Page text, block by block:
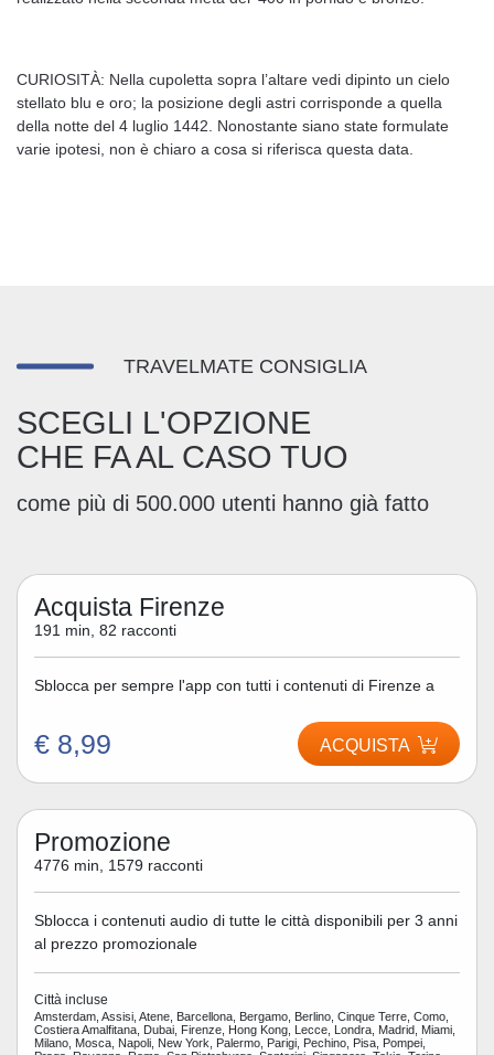
CURIOSITÀ: Nella cupoletta sopra l’altare vedi dipinto un cielo
stellato blu e oro; la posizione degli astri corrisponde a quella
della notte del 4 luglio 1442. Nonostante siano state formulate
varie ipotesi, non è chiaro a cosa si riferisca questa data.
TRAVELMATE CONSIGLIA
SCEGLI L'OPZIONE
CHE FA AL CASO TUO
come più di 500.000 utenti hanno già fatto
Acquista Firenze
191 min, 82 racconti
Sblocca per sempre l'app con tutti i contenuti di Firenze a
€ 8,99 ACQUISTA
Promozione
4776 min, 1579 racconti
Sblocca i contenuti audio di tutte le città disponibili per 3 anni
al prezzo promozionale
Città incluse
Amsterdam, Assisi, Atene, Barcellona, Bergamo, Berlino, Cinque Terre, Como,
Costiera Amalfitana, Dubai, Firenze, Hong Kong, Lecce, Londra, Madrid, Miami,
Milano, Mosca, Napoli, New York, Palermo, Parigi, Pechino, Pisa, Pompei,